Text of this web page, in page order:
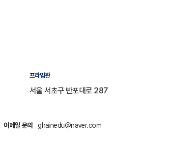
프라임관
서울 서초구 반포대로 287
이메일 문의 ghainedu@naver.com